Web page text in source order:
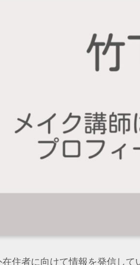
住者に向けて情報を発信して